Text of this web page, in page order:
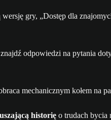
wersję gry, „Dostęp dla
odpowiedzi na pytania
historię o trudach bycia